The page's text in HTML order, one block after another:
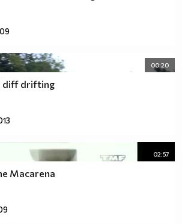
00:20
diff drifting
02:57
Macarena